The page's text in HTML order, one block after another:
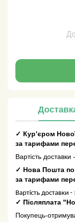
✓ Кур’єром
за тарифами
Вартість
✓ Нова Пошта по
за тарифами
Вартість доставки
✓ Післяплата
Покупець-